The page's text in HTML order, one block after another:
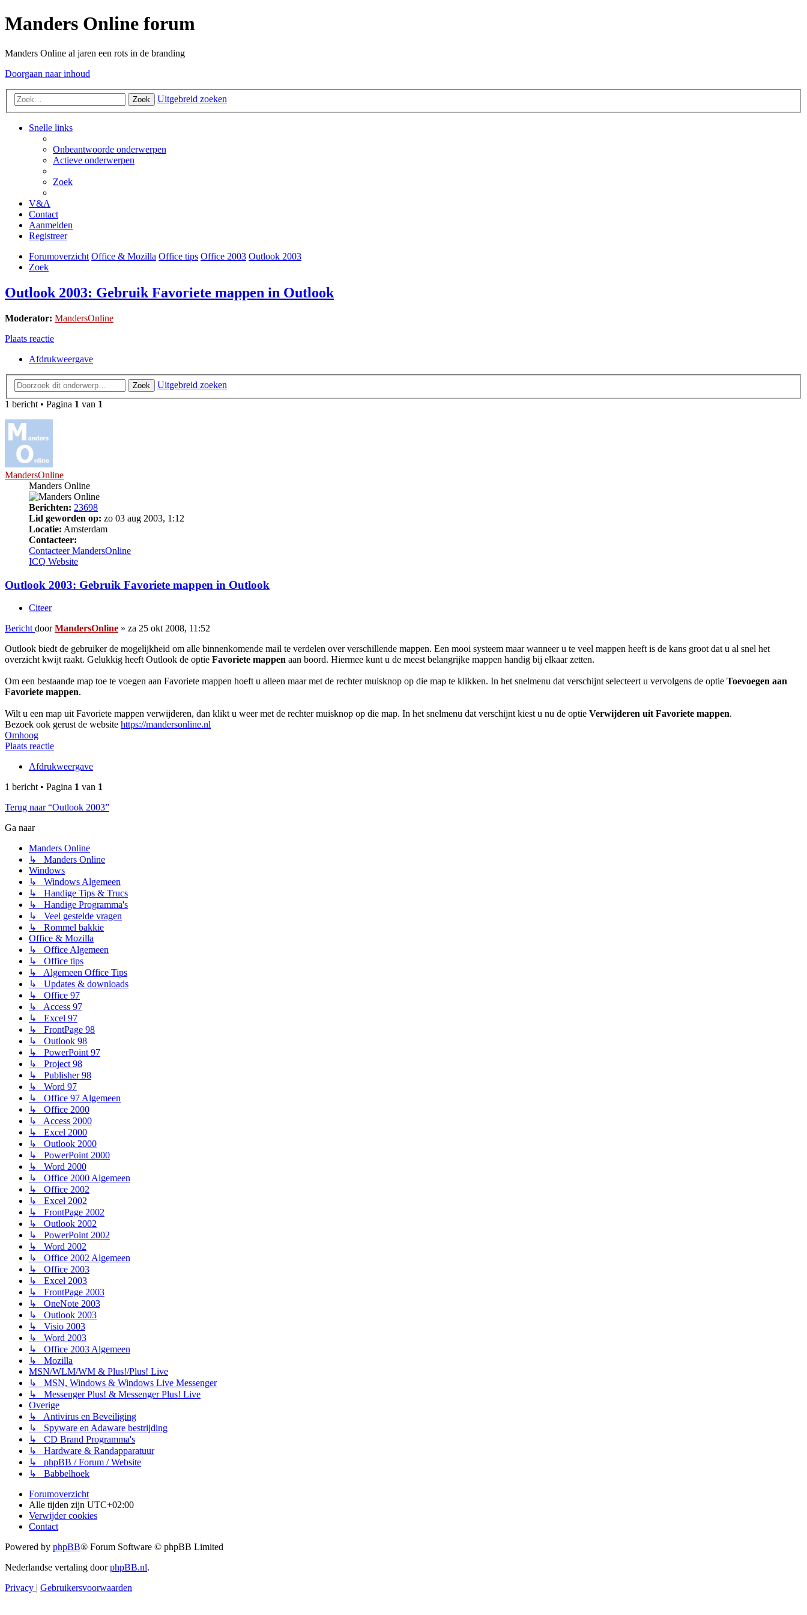
Manders Online forum
Manders Online al jaren een rots in de branding
Doorgaan naar inhoud
Zoek Uitgebreid zoeken
Snelle links
Onbeantwoorde onderwerpen
Actieve onderwerpen
Zoek
V&A
Contact
Aanmelden
Registreer
Forumoverzicht Office & Mozilla Office tips Office 2003 Outlook 2003
Zoek
Outlook 2003: Gebruik Favoriete mappen in Outlook
Moderator: MandersOnline
Plaats reactie
Afdrukweergave
Zoek
Uitgebreid zoeken
1 bericht • Pagina 1 van 1
MandersOnline
Manders Online
Berichten: 23698
Lid geworden op: zo 03 aug 2003, 1:12
Locatie: Amsterdam
Contacteer:
Contacteer MandersOnline
ICQ Website
Outlook 2003: Gebruik Favoriete mappen in Outlook
Citeer
Bericht doorMandersOnline » za 25 okt 2008, 11:52
Outlook biedt de gebruiker de mogelijkheid om alle binnenkomende mail te verdelen over verschillende mappen. Een mooi systeem maar wanneer u te veel mappen heeft is de kans groot dat u al snel het
overzicht kwijt raakt. Gelukkig heeft Outlook de optie Favoriete mappen aan boord. Hiermee kunt u de meest belangrijke mappen handig bij elkaar zetten.
Om een bestaande map toe te voegen aan Favoriete mappen hoeft u alleen maar met de rechter muisknop op die map te klikken. In het snelmenu dat verschijnt selecteert u vervolgens de optie Toevoegen aan
Favoriete mappen.
Wilt u een map uit Favoriete mappen verwijderen, dan klikt u weer met de rechter muisknop op die map. In het snelmenu dat verschijnt kiest u nu de optie Verwijderen uit Favoriete mappen.
Bezoek ook gerust de website https://mandersonline.nl
Omhoog
Plaats reactie
Afdrukweergave
1 bericht • Pagina 1 van 1
Terug naar “Outlook 2003”
Ga naar
Manders Online
↳ Manders Online
Windows
↳ Windows Algemeen
↳ Handige Tips & Trucs
↳ Handige Programma's
↳ Veel gestelde vragen
↳ Rommel bakkie
Office & Mozilla
↳ Office Algemeen
↳ Office tips
↳ Algemeen Office Tips
↳ Updates & downloads
↳ Office 97
↳ Access 97
↳ Excel 97
↳ FrontPage 98
↳ Outlook 98
↳ PowerPoint 97
↳ Project 98
↳ Publisher 98
↳ Word 97
↳ Office 97 Algemeen
↳ Office 2000
↳ Access 2000
↳ Excel 2000
↳ Outlook 2000
↳ PowerPoint 2000
↳ Word 2000
↳ Office 2000 Algemeen
↳ Office 2002
↳ Excel 2002
↳ FrontPage 2002
↳ Outlook 2002
↳ PowerPoint 2002
↳ Word 2002
↳ Office 2002 Algemeen
↳ Office 2003
↳ Excel 2003
↳ FrontPage 2003
↳ OneNote 2003
↳ Outlook 2003
↳ Visio 2003
↳ Word 2003
↳ Office 2003 Algemeen
↳ Mozilla
MSN/WLM/WM & Plus!/Plus! Live
↳ MSN, Windows & Windows Live Messenger
↳ Messenger Plus! & Messenger Plus! Live
Overige
↳ Antivirus en Beveiliging
↳ Spyware en Adaware bestrijding
↳ CD Brand Programma's
↳ Hardware & Randapparatuur
↳ phpBB / Forum / Website
↳ Babbelhoek
Forumoverzicht
Alle tijden zijn UTC+02:00
Verwijder cookies
Contact
Powered by phpBB® Forum Software © phpBB Limited
Nederlandse vertaling doorphpBB.nl.
Privacy | Gebruikersvoorwaarden